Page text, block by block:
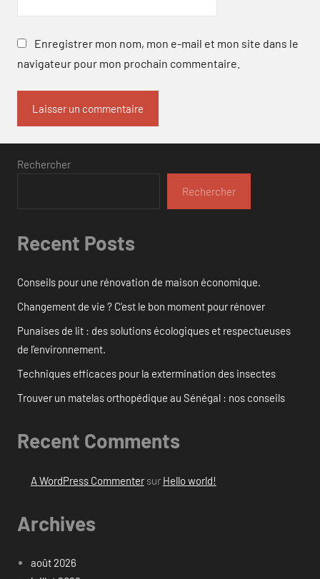
Enregistrer mon nom, mon e-mail et mon site dans le
navigateur pour mon prochain commentaire.
Rechercher
Rechercher
Recent Posts
Conseils pour une rénovation de maison économique.
Changement de vie ? C’est le bon moment pour rénover
Punaises de lit : des solutions écologiques et respectueuses
de l’environnement.
Techniques efficaces pour la extermination des insectes
Trouver un matelas orthopédique au Sénégal : nos conseils
Recent Comments
A WordPress Commentersur Hello world!
Archives
août 2026